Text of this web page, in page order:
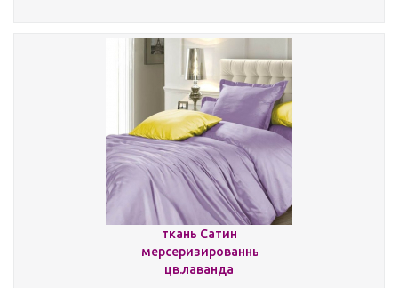
ткань Сатин
мерсеризированный
цв.лаванда